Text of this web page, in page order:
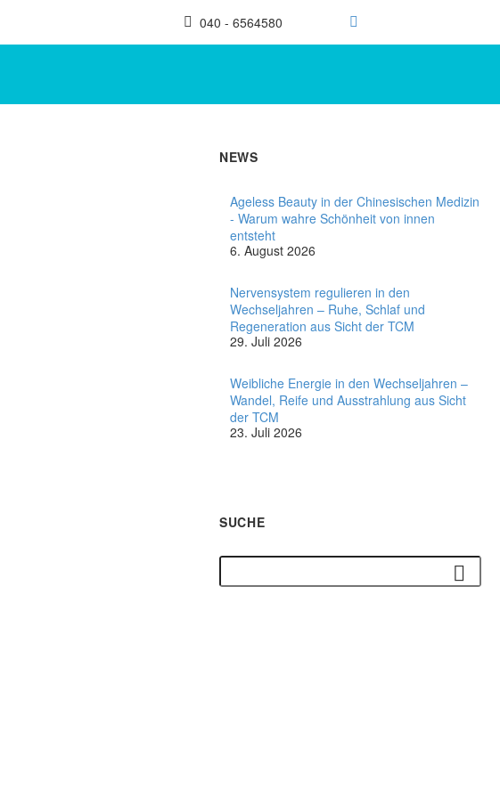
040 - 6564580
NEWS
Ageless Beauty in der Chinesischen Medizin
- Warum wahre Schönheit von innen
entsteht
6. August 2026
Nervensystem regulieren in den
Wechseljahren – Ruhe, Schlaf und
Regeneration aus Sicht der TCM
29. Juli 2026
Weibliche Energie in den Wechseljahren –
Wandel, Reife und Ausstrahlung aus Sicht
der TCM
23. Juli 2026
SUCHE